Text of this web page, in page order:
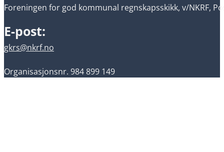
Foreningen for god kommunal regnskapsskikk, v/NKRF,
E-post:
gkrs@nkrf.no
Organisasjonsnr. 984 899 149